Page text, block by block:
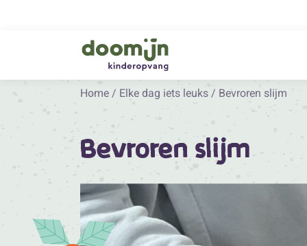
Home / Elke dag iets leuks / Bevroren slijm
Bevroren slijm